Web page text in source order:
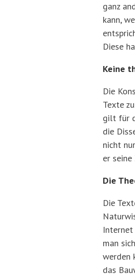
ganz
kann,
Diese
Keine
Die
Texte
gilt für
die
nicht
er seine
Die
Die
Internet
man
werden
das